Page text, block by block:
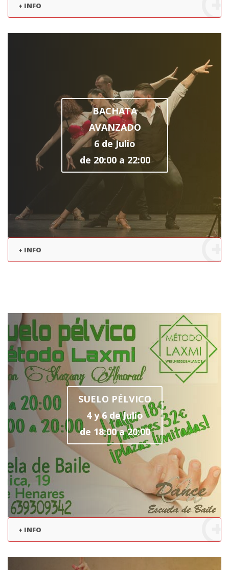
+ INFO
BACHATA
AVANZADO
6 de Julio
de 20:00 a 22:00
+ INFO
SUELO PÉLVICO
4 y 6 de Julio
de 18:00 a 20:00
+ INFO